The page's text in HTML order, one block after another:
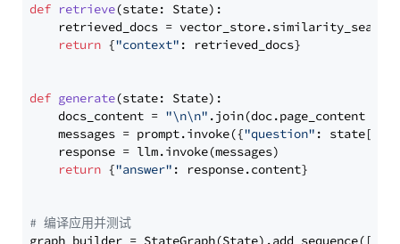
def retrieve(state: State):
retrieved_docs =
return {"context" : retrieved_docs}
def generate(state: State):
    docs_content =
"\n\n" .join(doc.page_content
    messages = prompt.invoke({
"question" : state[
    response = llm.invoke(messages)
return {"answer" : response.content}
# 编译应用并测试
graph_builder =